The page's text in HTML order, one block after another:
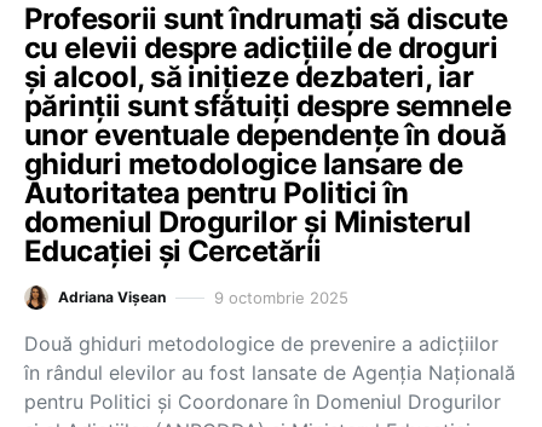
Profesorii sunt îndrumați să discute
cu elevii despre adicțiile de droguri
și alcool, să inițieze dezbateri, iar
părinții sunt sfătuiți despre semnele
unor eventuale dependențe în două
ghiduri metodologice lansare de
Autoritatea pentru Politici în
domeniul Drogurilor și Ministerul
Educației și Cercetării
Adriana Vișean 9 octombrie 2025
Două ghiduri metodologice de prevenire a adicțiilor
în rândul elevilor au fost lansate de Agenția Națională
pentru Politici și Coordonare în Domeniul Drogurilor